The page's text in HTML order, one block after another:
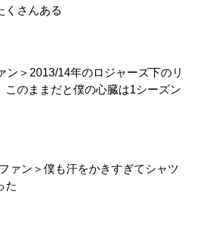
くさんある
ン＞2013/14年のロジャーズ下のリ
このままだと僕の心臓は1シーズン
ァン＞僕も汗をかきすぎてシャツ
た